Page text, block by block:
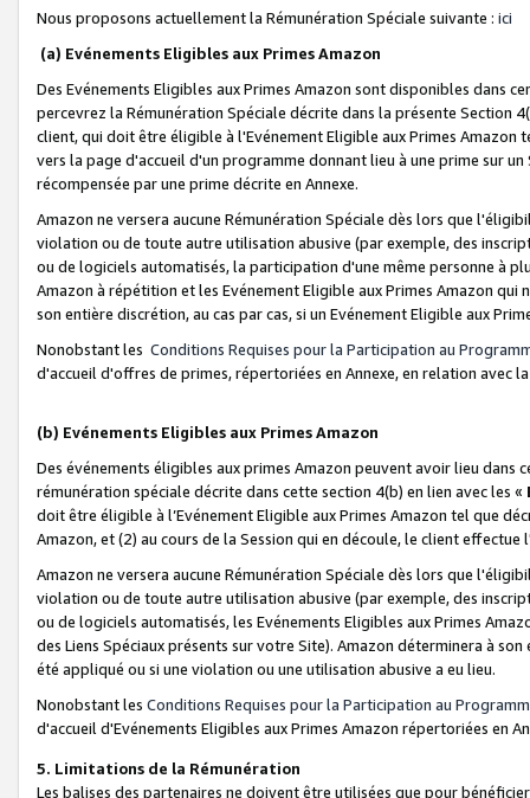
Nous proposons actuellement la Rémunération Spéciale suivante : ici
(a) Evénements Eligibles aux Primes Amazon
Des Evénements Eligibles aux Primes Amazon sont disponibles dans
percevrez la Rémunération Spéciale décrite dans la présente Section
client, qui doit être éligible à l'Evénement Eligible aux Primes Amazon
vers la page d'accueil d'un programme donnant lieu à une prime sur
récompensée par une prime décrite en Annexe.
Amazon ne versera aucune Rémunération Spéciale dès lors que
violation ou de toute autre utilisation abusive (par exemple, des
ou de logiciels automatisés, la participation d'une même personne à
Amazon à répétition et les Evénement Eligible aux Primes Amazon qui
son entière discrétion, au cas par cas, si un Evénement Eligible aux
Nonobstant les Conditions Requises pour la Participation au
d'accueil d'offres de primes, répertoriées en Annexe, en relation avec
(b) Evénements Eligibles aux Primes Amazon
Des événements éligibles aux primes Amazon peuvent avoir lieu dans
rémunération spéciale décrite dans cette section 4(b) en lien avec les «
doit être éligible à l’Evénement Eligible aux Primes Amazon tel que
Amazon, et (2) au cours de la Session qui en découle, le client
Amazon ne versera aucune Rémunération Spéciale dès lors que
violation ou de toute autre utilisation abusive (par exemple, des
ou de logiciels automatisés, les Evénements Eligibles aux Primes
des Liens Spéciaux présents sur votre Site). Amazon déterminera à
été appliqué ou si une violation ou une utilisation abusive a eu lieu.
Nonobstant les Conditions Requises pour la Participation au
d'accueil d'Evénements Eligibles aux Primes Amazon répertoriées en
5. Limitations de la Rémunération
Les balises des partenaires ne doivent être utilisées que pour